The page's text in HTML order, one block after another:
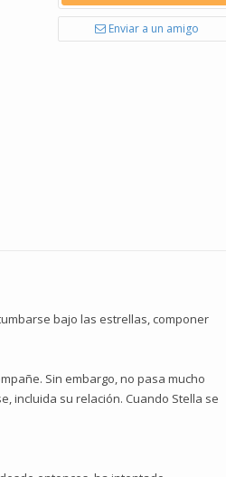
Enviar a un amigo
bajo las estrellas, componer
Sin embargo, no pasa mucho
incluida su relación. Cuando Stella se